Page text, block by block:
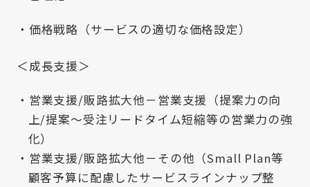
価格戦略（サービスの適切な価格設定）
＜成長支援＞
営業支援/販路拡大他－営業支援（提案力の向
上/提案～受注リードタイム短縮等の営業力の強
化）
営業支援/販路拡大他－その他（Small Plan等
顧客予算に配慮したサービスラインナップ整